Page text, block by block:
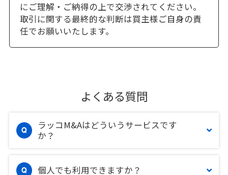
にご理解・ご納得の上で交渉されてください。
取引に関する最終的な判断は買主様ご自身の責
任でお願いいたします。
よくある質問
ラッコM&Aはどういうサービスです
か？
個人でも利用できますか？